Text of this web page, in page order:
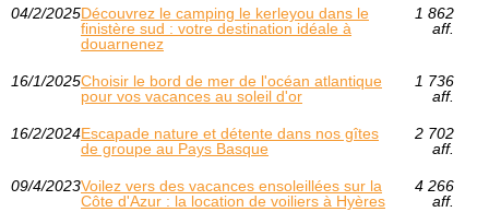
04/2/2025Découvrez le camping le kerleyou dans le
finistère sud : votre destination idéale à
douarnenez
1 862
aff.
16/1/2025Choisir le bord de mer de l'océan atlantique
pour vos vacances au soleil d'or
1 736
aff.
16/2/2024Escapade nature et détente dans nos gîtes
de groupe au Pays Basque
2 702
aff.
09/4/2023Voilez vers des vacances ensoleillées sur la
Côte d'Azur : la location de voiliers à Hyères
4 266
aff.